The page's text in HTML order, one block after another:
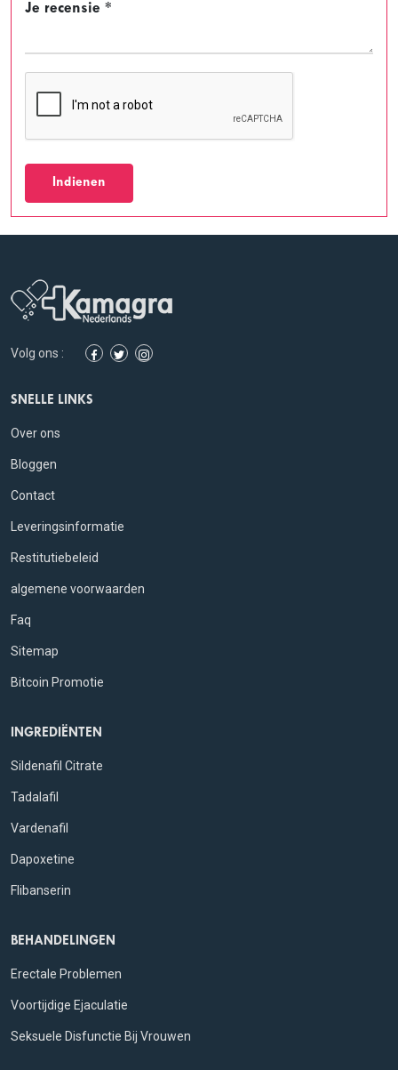
Je recensie *
Indienen
Volg ons :
SNELLE LINKS
Over ons
Bloggen
Contact
Leveringsinformatie
Restitutiebeleid
algemene voorwaarden
Faq
Sitemap
Bitcoin Promotie
INGREDIËNTEN
Sildenafil Citrate
Tadalafil
Vardenafil
Dapoxetine
Flibanserin
BEHANDELINGEN
Erectale Problemen
Voortijdige Ejaculatie
Seksuele Disfunctie Bij Vrouwen